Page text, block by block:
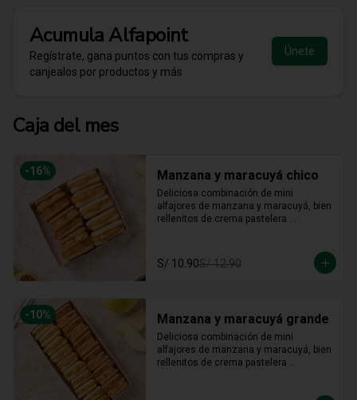
AcumulaAlfapoint
Regístrate, gana puntos con tus compras y
canjealos por productos y más
Únete
Caja del mes
-16% Manzana y maracuyá chico
Deliciosa combinación de mini
alfajores de manzana y maracuyá, bien
rellenitos de crema pastelera
S/ 10.90S/ 12.90
-10% Manzana y maracuyá grande
Deliciosa combinación de mini
alfajores de manzana y maracuyá, bien
rellenitos de crema pastelera